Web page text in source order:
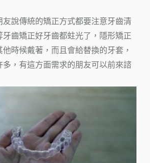
說傳統的矯正方式都要注意牙齒清
齒矯正好牙齒都蛀光了，隱形矯正
時候戴著，而且會給替換的牙套，
，有這方面需求的朋友可以前來諮